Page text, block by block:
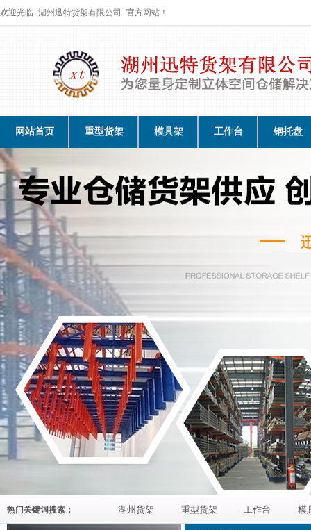
欢迎光临 湖州迅特货架有限公司 官方网站！
网站首页 重型货架 模具架 工作台 钢托盘
热门关键词搜索： 湖州货架 重型货架 工作台 模